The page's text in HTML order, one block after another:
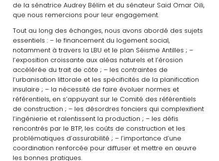
de la sénatrice Audrey Bélim et du sénateur Saïd Omar Oili,
que nous remercions pour leur engagement.
Tout au long des échanges, nous avons abordé des sujets
essentiels : – le financement du logement social,
notamment à travers la LBU et le plan Séisme Antilles ; –
l’exposition croissante aux aléas naturels et l’érosion
accélérée du trait de côte ; – les contraintes de
l’urbanisation littorale et les spécificités de la planification
insulaire ; – la nécessité de faire évoluer normes et
référentiels, en s’appuyant sur le Comité des référentiels
de construction ; – les désordres fonciers qui complexifient
l’ingénierie et ralentissent la production ; – les défis
rencontrés par le BTP, les coûts de construction et les
problématiques d’assurabilité ; – l’importance d’une
coordination renforcée pour diffuser et mettre en œuvre
les bonnes pratiques.